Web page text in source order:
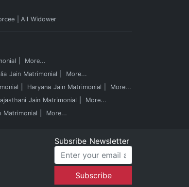
All Widower
More...
Jain Matrimonial
More...
Haryana Jain Matrimonial
More...
Jain Matrimonial
More...
Matrimonial More...
Subsribe Newsletter